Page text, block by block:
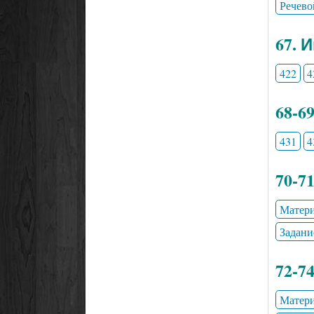
67.
422
68-
431
70-
72-